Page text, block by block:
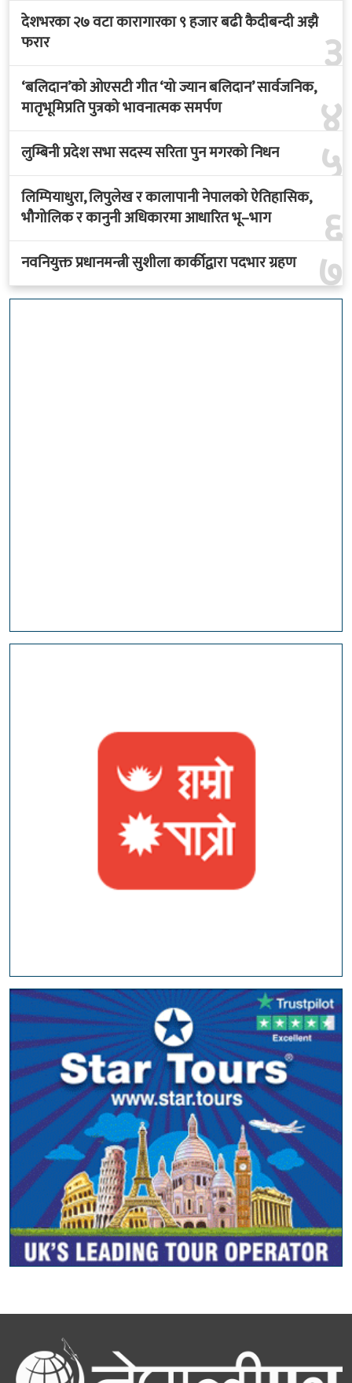
३
देशभरका २७ वटा कारागारका ९ हजार बढी कैदीबन्दी अझै
फरार
४
‘बलिदान’को ओएसटी गीत ‘यो ज्यान बलिदान’ सार्वजनिक,
मातृभूमिप्रति पुत्रको भावनात्मक समर्पण
५
लुम्बिनी प्रदेश सभा सदस्य सरिता पुन मगरको निधन
६
लिम्पियाधुरा, लिपुलेख र कालापानी नेपालको ऐतिहासिक,
भौगोलिक र कानुनी अधिकारमा आधारित भू–भाग
७
नवनियुक्त प्रधानमन्त्री सुशीला कार्कीद्वारा पदभार ग्रहण